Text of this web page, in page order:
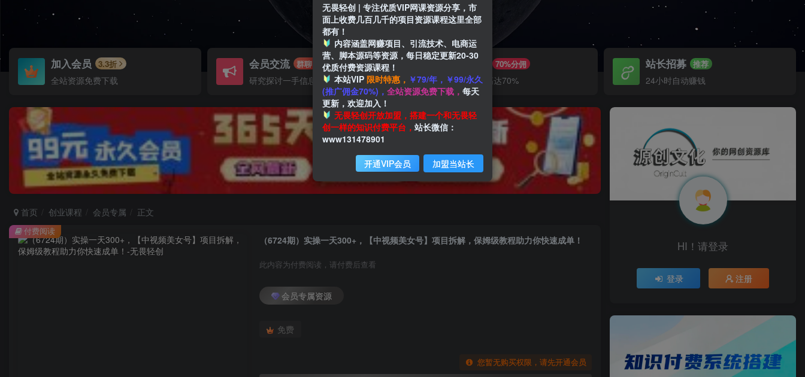
加入会员 3.3折
全站资源免费下载
会员交流 群聊
研究探讨一手信息差
推广赚钱 70%分佣
推广返佣高达70%
站长招募 推荐
24小时自动赚钱
首页 创业课程 会员专属 正文
（6724期）实操一天300+，【中视频美女号】项目拆解，保姆级教程助力你快速成单！
此内容为付费阅读，请付费后查看
会员专属资源
免费
您暂无购买权限，请先开通会员
付费阅读
HI！请登录
登录 注册
无畏轻创 | 专注优质VIP网课资源分享，市
面上收费几百几千的项目资源课程这里全部
都有！
内容涵盖网赚项目、引流技术、电商运
营、脚本源码等资源，每日稳定更新20-30
优质付费资源课程！
本站VIP 限时特惠， ￥79/年，￥99/永久
(推广佣金70%)， 全站资源免费下载， 每天
更新，欢迎加入！
无畏轻创开放加盟，搭建一个和无畏轻
创一样的知识付费平台， 站长微信：
www131478901
开通VIP会员 加盟当站长